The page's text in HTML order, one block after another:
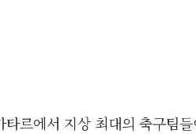
타르에서 지상 최대의 축구팀